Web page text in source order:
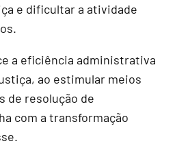
e dificultar a atividade
a eficiência administrativa
ao estimular meios
de resolução de
com a transformação